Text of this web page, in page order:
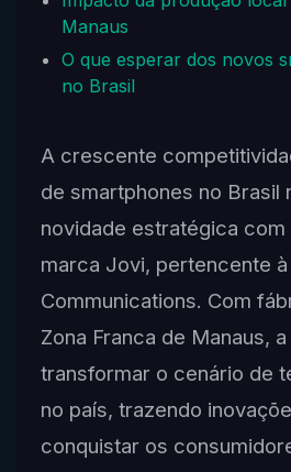
Manaus
O que esperar dos novos
no Brasil
A crescente
de smartphones no Brasil
novidade estratégica com
marca Jovi, pertencente
Communications. Com
Zona Franca de Manaus,
transformar o cenário de
no país, trazendo
conquistar os